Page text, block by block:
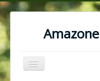
Toggle
Navigation